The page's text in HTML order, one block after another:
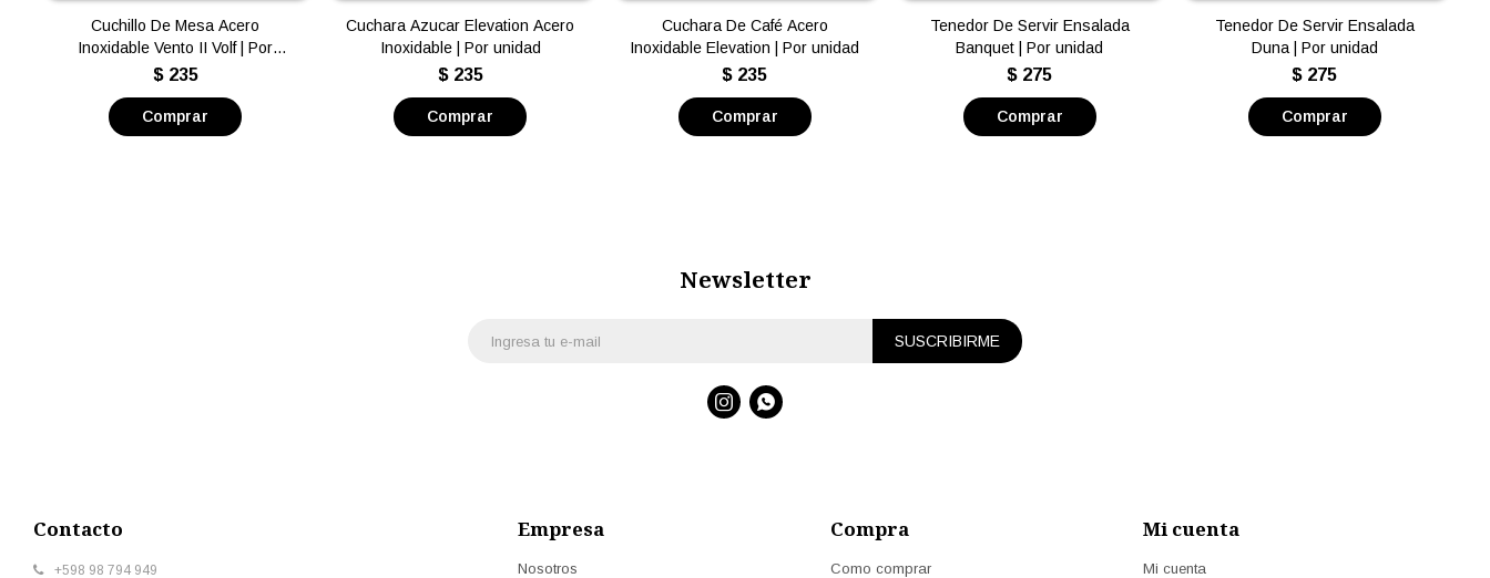
Cuchillo De Mesa Acero
Inoxidable Vento II Volf | Por
unidad
$ 235
Cuchara Azucar Elevation Acero
Inoxidable | Por unidad
$ 235
Cuchara De Café Acero
Inoxidable Elevation | Por unidad
$ 235
Tenedor De Servir Ensalada
Banquet | Por unidad
$ 275
Tenedor De Servir Ensalada
Duna | Por unidad
$ 275
Contacto
+598 98 794 949
Empresa
Nosotros
Compra
Como comprar
Mi cuenta
Mi cuenta
Newsletter
SUSCRIBIRME
 